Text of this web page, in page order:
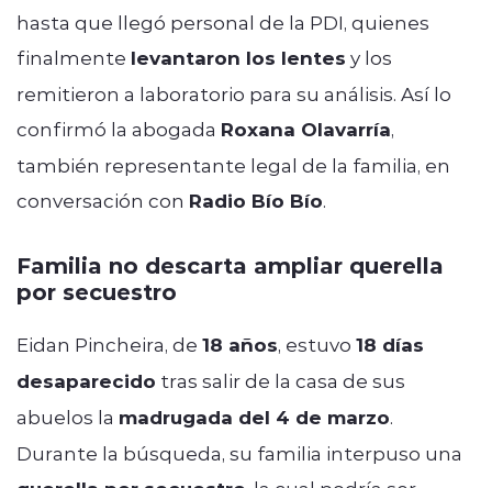
hasta que llegó personal de la PDI, quienes
finalmente levantaron los lentes y los
remitieron a laboratorio para su análisis. Así lo
confirmó la abogada Roxana Olavarría,
también representante legal de la familia, en
conversación con Radio Bío Bío.
Familia no descarta ampliar querella
por secuestro
Eidan Pincheira, de 18 años, estuvo 18 días
desaparecido tras salir de la casa de sus
abuelos la madrugada del 4 de marzo.
Durante la búsqueda, su familia interpuso una